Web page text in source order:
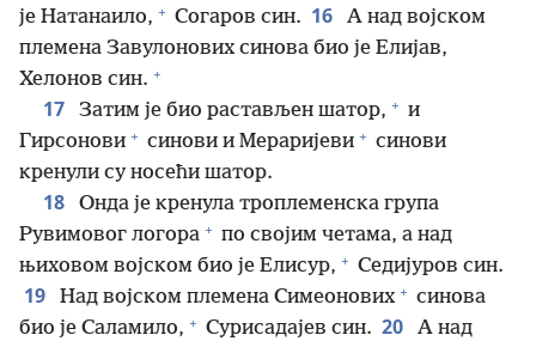
је Натанаило, + Согаров син. 16
А над војском
племена Завулонових синова био је Елијав,
Хелонов син. +
17 Затим је био растављен шатор, + и
Гирсонови + синови и Мераријеви + синови
кренули су носећи шатор.
18
Онда је кренула троплеменска група
Рувимовог логора + по својим четама, а над
њиховом војском био је Елисур, + Седијуров син.
19 Над војском племена Симеонових + синова
био је Саламило, + Сурисадајев син. 20
А над